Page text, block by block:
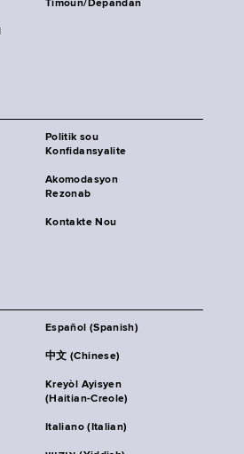
Timoun/Depandan
Politik sou
Konfidansyalite
Akomodasyon
Rezonab
Kontakte Nou
Español (Spanish)
中文 (Chinese)
Kreyòl Ayisyen
(Haitian-Creole)
Italiano (Italian)